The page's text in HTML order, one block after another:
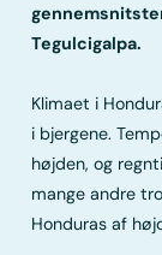
Tegulcigalpa.
Klimaet i
i bjergene.
højden, og
mange andre
Honduras af